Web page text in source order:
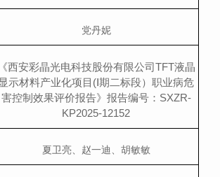
党丹妮
《西安彩晶光电科技股份有限公司TFT液晶
显示材料产业化项目(Ⅰ期二标段）职业病危
害控制效果评价报告》报告编号：SXZR-
KP2025-12152
夏卫亮、赵一迪、胡敏敏